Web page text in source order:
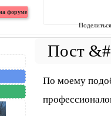
По моему